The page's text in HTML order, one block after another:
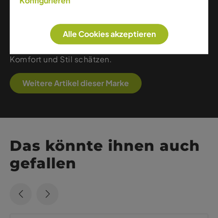
Alltagsmomente. Dank hochwertiger Verarbeitung,
nachhaltiger Stoffe und klarer Linien bietet Martini
leistungsstarke Kleidung für alle, die Technik,
Komfort und Stil schätzen.
Weitere Artikel dieser Marke
Das könnte ihnen auch
gefallen
Alle Cookies akzeptieren